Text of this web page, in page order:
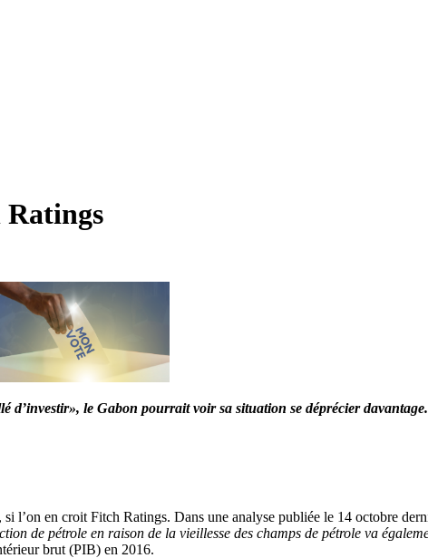
Ratings
d’investir», le Gabon pourrait voir sa situation se déprécier
l’on en croit Fitch Ratings. Dans une analyse publiée le 14 octobre
de pétrole en raison de la vieillesse des champs de pétrole va
brut (PIB) en 2016.